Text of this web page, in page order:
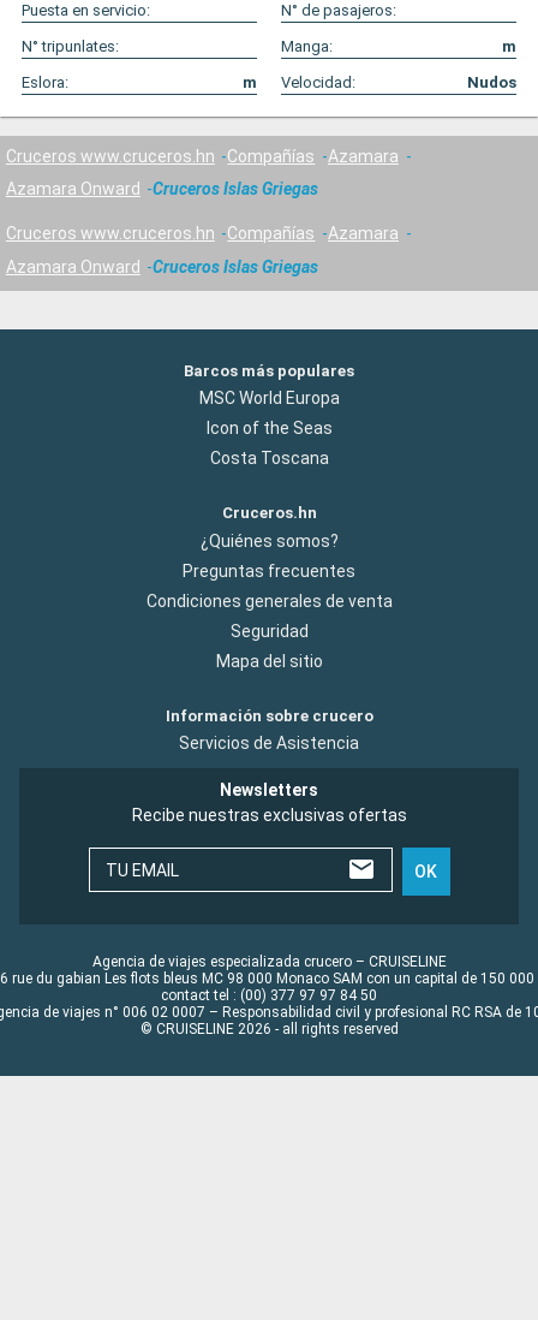
Puesta en servicio:
N° de pasajeros:
N° tripunlates:
Manga:
m
Eslora:
m Velocidad: Nudos
Cruceros www.cruceros.hn Compañías
Azamara
Azamara Onward
Cruceros Islas Griegas
Cruceros www.cruceros.hn Compañías
Azamara
Azamara Onward
Cruceros Islas Griegas
Barcos más populares
MSC World Europa
Icon of the Seas
Costa Toscana
Cruceros.hn
¿Quiénes somos?
Preguntas frecuentes
Condiciones generales de venta
Seguridad
Mapa del sitio
Información sobre crucero
Servicios de Asistencia
Newsletters
Recibe nuestras exclusivas ofertas
TU EMAIL OK
Agencia de viajes especializada crucero – CRUISELINE
rue du gabian Les flots bleus MC 98 000 Monaco SAM con un capital de 150 000
contact tel : (00) 377 97 97 84 50
de viajes n° 006 02 0007 – Responsabilidad civil y profesional RC RSA de
© CRUISELINE 2026 - all rights reserved